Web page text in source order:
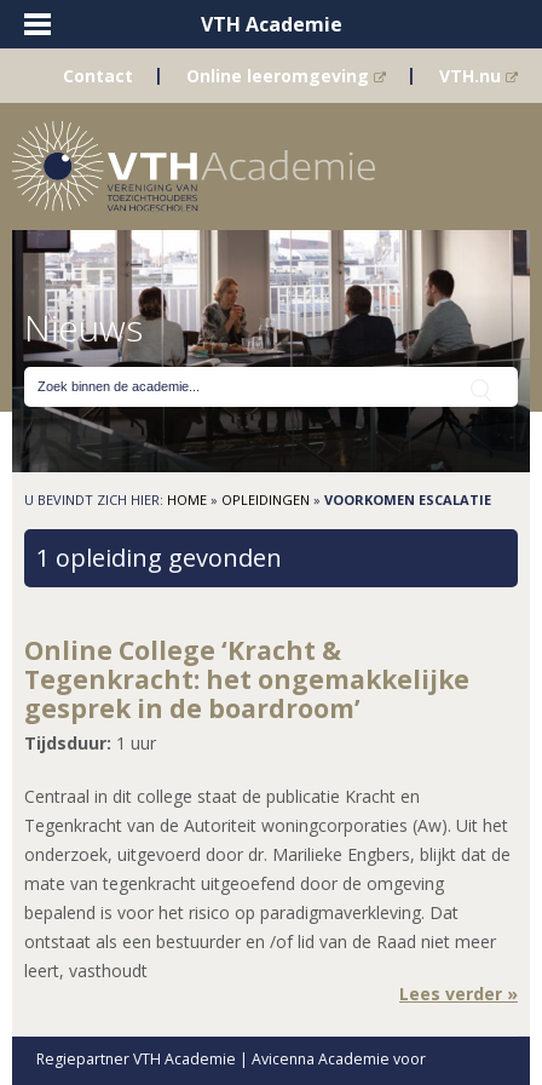
VTH Academie
Contact | Online leeromgeving | VTH.nu
Nieuws
U BEVINDT ZICH HIER: HOME » OPLEIDINGEN » VOORKOMEN ESCALATIE
1 opleiding gevonden
Online College ‘Kracht &
Tegenkracht: het ongemakkelijke
gesprek in de boardroom’
Tijdsduur: 1 uur
Centraal in dit college staat de publicatie Kracht en
Tegenkracht van de Autoriteit woningcorporaties (Aw). Uit het
onderzoek, uitgevoerd door dr. Marilieke Engbers, blijkt dat de
mate van tegenkracht uitgeoefend door de omgeving
bepalend is voor het risico op paradigmaverkleving. Dat
ontstaat als een bestuurder en /of lid van de Raad niet meer
leert, vasthoudt
Lees verder »
Regiepartner VTH Academie | Avicenna Academie voor